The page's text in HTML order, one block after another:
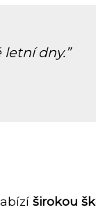
letní dny.
širokou